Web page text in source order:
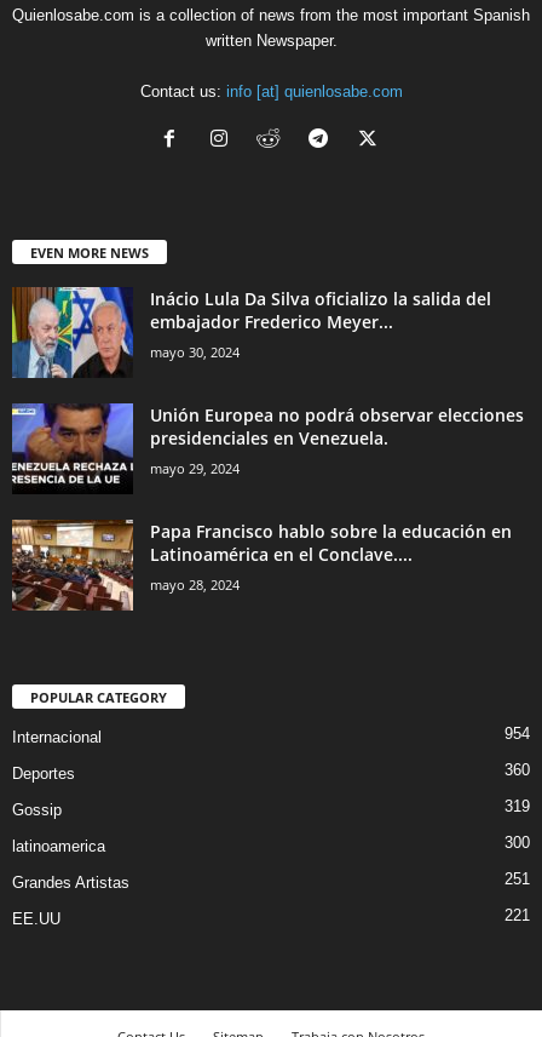
Quienlosabe.com is a collection of news from the most important Spanish
written Newspaper.
Contact us: info [at] quienlosabe.com
EVEN MORE NEWS
Inácio Lula Da Silva oficializo la salida del
embajador Frederico Meyer...
mayo 30, 2024
Unión Europea no podrá observar elecciones
presidenciales en Venezuela.
mayo 29, 2024
Papa Francisco hablo sobre la educación en
Latinoamérica en el Conclave....
mayo 28, 2024
POPULAR CATEGORY
Internacional 954
Deportes 360
Gossip 319
latinoamerica 300
Grandes Artistas 251
EE.UU 221